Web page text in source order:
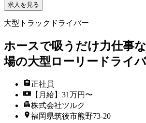
求人を見る
大型トラックドライバー
ホースで吸うだけ力仕事
場の大型ローリードライ
正社員
【月給】31万円〜
株式会社ツルク
福岡県筑後市熊野73-20